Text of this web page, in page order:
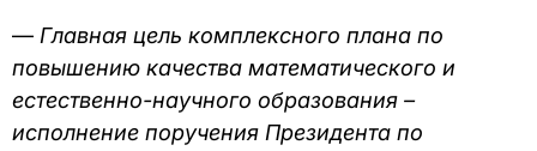
— Главная цель комплексного плана по
повышению качества математического и
естественно-научного образования –
исполнение поручения Президента по